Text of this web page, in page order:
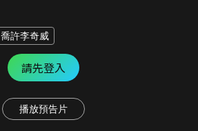
喬許李奇威
請先登入
播放預告片